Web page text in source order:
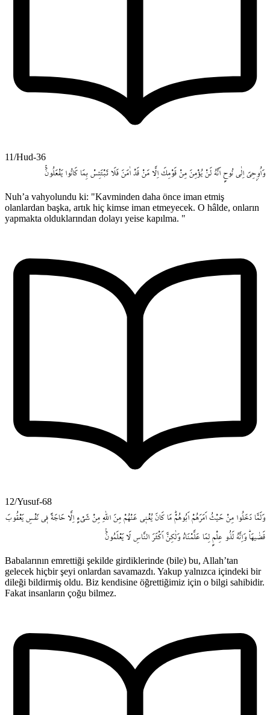
11/Hud-36
وَاُو۫حِيَ اِلٰى نُوحٍ اَنَّهُ لَنْ يُؤْمِنَ مِنْ قَوْمِكَ اِلَّا مَنْ قَدْ اٰمَنَ فَلَا تَبْتَئِسْ بِمَا كَانُوا يَفْعَلُونَۚ
Nuh’a vahyolundu ki: "Kavminden daha önce iman etmiş
olanlardan başka, artık hiç kimse iman etmeyecek. O hâlde, onların
yapmakta olduklarından dolayı yeise kapılma. "
12/Yusuf-68
وَلَمَّا دَخَلُوا مِنْ حَيْثُ اَمَرَهُمْ اَبُوهُمْۜ مَا كَانَ يُغْن۪ي عَنْهُمْ مِنَ اللّٰهِ مِنْ شَيْءٍ اِلَّا حَاجَةً ف۪ي نَفْسِ يَعْقُوبَ
قَضٰيهَاۜ وَاِنَّهُ لَذُو عِلْمٍ لِمَا عَلَّمْنَاهُ وَلٰكِنَّ اَكْثَرَ النَّاسِ لَا يَعْلَمُونَ۟
Babalarının emrettiği şekilde girdiklerinde (bile) bu, Allah’tan
gelecek hiçbir şeyi onlardan savamazdı. Yakup yalnızca içindeki bir
dileği bildirmiş oldu. Biz kendisine öğrettiğimiz için o bilgi sahibidir.
Fakat insanların çoğu bilmez.